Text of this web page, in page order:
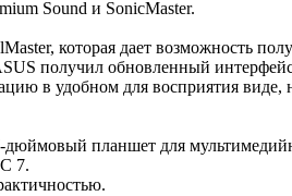
Sound и SonicMaster.
которая дает возможность
получил обновленный
в удобном для восприятия виде,
дюймовый планшет для
7.